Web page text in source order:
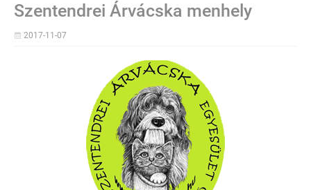
Szentendrei Árvácska menhely
2017-11-07